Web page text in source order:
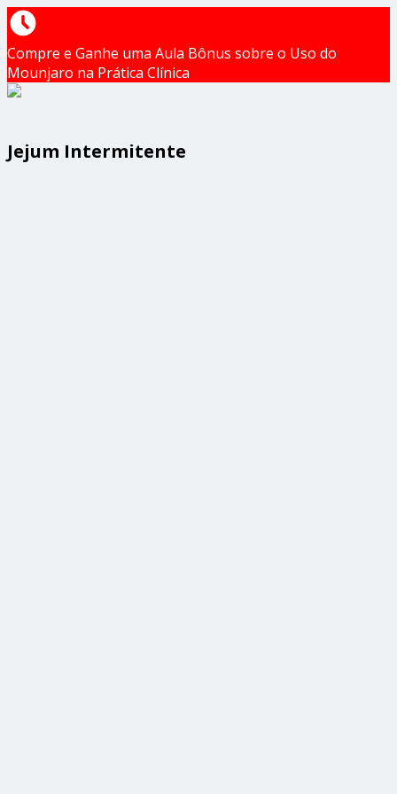
Compre e Ganhe uma Aula Bônus sobre o Uso do
Mounjaro na Prática Clínica
Jejum Intermitente